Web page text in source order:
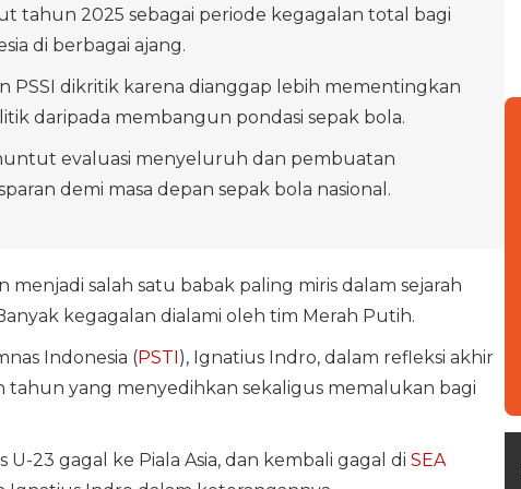
tahun 2025 sebagai periode kegagalan total bagi
di berbagai ajang.
PSSI dikritik karena dianggap lebih mementingkan
daripada membangun pondasi sepak bola.
evaluasi menyeluruh dan pembuatan
demi masa depan sepak bola nasional.
menjadi salah satu babak paling miris dalam sejarah
kegagalan dialami oleh tim Merah Putih.
Indonesia (PSTI), Ignatius Indro, dalam refleksi akhir
tahun yang menyedihkan sekaligus memalukan bagi
U-23 gagal ke Piala Asia, dan kembali gagal di SEA